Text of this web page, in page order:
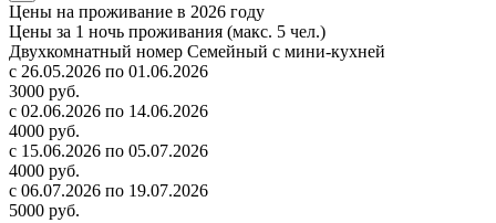
Цены на проживание в 2026 году
Цены за 1 ночь проживания (макс. 5 чел.)
Двухкомнатный номер Семейный с мини-кухней
с 26.05.2026 по 01.06.2026
3000 руб.
с 02.06.2026 по 14.06.2026
4000 руб.
с 15.06.2026 по 05.07.2026
4000 руб.
с 06.07.2026 по 19.07.2026
5000 руб.